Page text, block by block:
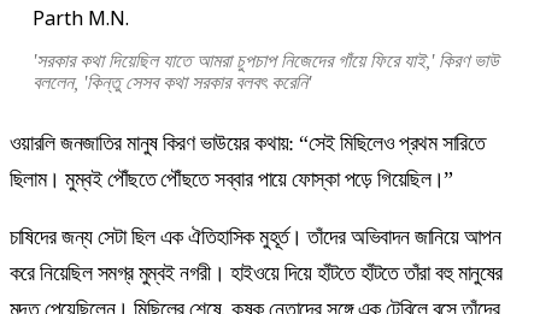
Parth M.N.
'সরকার কথা দিয়েছিল যাতে আমরা চুপচাপ নিজেদের গাঁয়ে ফিরে যাই,' কিরণ ভাউ
বললেন, 'কিন্তু সেসব কথা সরকার বলবৎ করেনি'
ওয়ারলি জনজাতির মানুষ কিরণ ভাউয়ের কথায়: “সেই মিছিলেও প্রথম সারিতে
ছিলাম। মুম্বই পৌঁছতে পৌঁছতে সব্বার পায়ে ফোস্কা পড়ে গিয়েছিল।”
চাষিদের জন্য সেটা ছিল এক ঐতিহাসিক মুহূর্ত। তাঁদের অভিবাদন জানিয়ে আপন
করে নিয়েছিল সমগ্র মুম্বই নগরী। হাইওয়ে দিয়ে হাঁটতে হাঁটতে তাঁরা বহু মানুষের